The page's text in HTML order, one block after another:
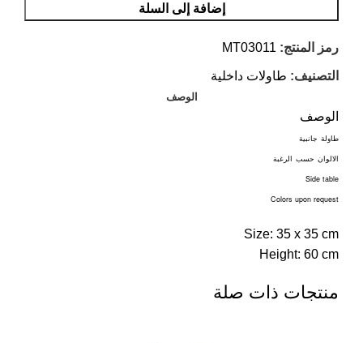
إضافة إلى السلة
رمز المنتج: MT03011
التصنيف: ⁠طاولات داخلية
الوصف
الوصف
طاولة جانبية
الالوان حسب الرغبة
Side table
Colors upon request
Size: 35 x 35 cm
Height: 60 cm
منتجات ذات صلة